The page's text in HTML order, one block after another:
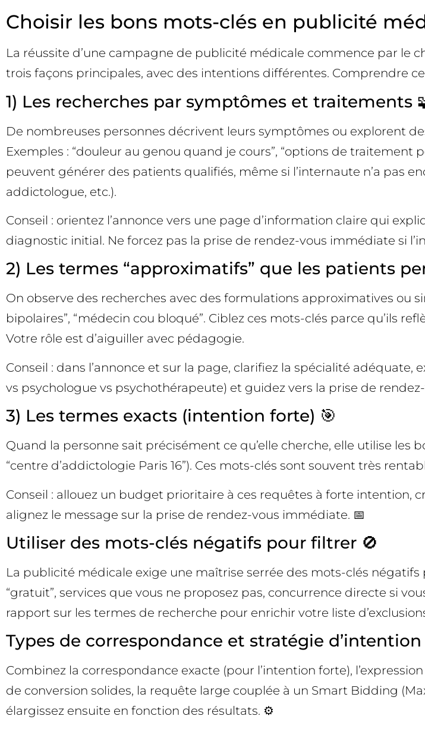
Choisir les bons mots-clés en publicité
La réussite d’une campagne de publicité médicale commence par le
trois façons principales, avec des intentions différentes. Comprendre
1) Les recherches par symptômes et traitements
De nombreuses personnes décrivent leurs symptômes ou explorent
Exemples : “douleur au genou quand je cours”, “options de traitement
peuvent générer des patients qualifiés, même si l’internaute n’a pas
addictologue, etc.).
Conseil : orientez l’annonce vers une page d’information claire qui
diagnostic initial. Ne forcez pas la prise de rendez-vous immédiate si
2) Les termes “approximatifs” que les patients
On observe des recherches avec des formulations approximatives ou
bipolaires”, “médecin cou bloqué”. Ciblez ces mots-clés parce qu’ils
Votre rôle est d’aiguiller avec pédagogie.
Conseil : dans l’annonce et sur la page, clarifiez la spécialité
vs psychologue vs psychothérapeute) et guidez vers la prise de
3) Les termes exacts (intention forte) 🎯
Quand la personne sait précisément ce qu’elle cherche, elle utilise les
“centre d’addictologie Paris 16”). Ces mots-clés sont souvent très
Conseil : allouez un budget prioritaire à ces requêtes à forte intention,
alignez le message sur la prise de rendez-vous immédiate. 📅
Utiliser des mots-clés négatifs pour filtrer 🚫
La publicité médicale exige une maîtrise serrée des mots-clés négatifs
“gratuit”, services que vous ne proposez pas, concurrence directe si
rapport sur les termes de recherche pour enrichir votre liste
Types de correspondance et stratégie d’intention
Combinez la correspondance exacte (pour l’intention forte),
de conversion solides, la requête large couplée à un Smart Bidding
élargissez ensuite en fonction des résultats. ⚙️